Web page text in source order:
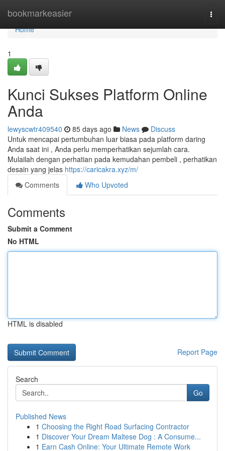
bookmarkeasier
Home
Home
1
Kunci Sukses Platform Online
Anda
lewyscwtr409540 85 days ago News
Discuss
Untuk mencapai pertumbuhan luar biasa pada platform daring
Anda saat ini , Anda perlu memperhatikan sejumlah cara.
Mulailah dengan perhatian pada kemudahan pembeli , perhatikan
desain yang jelas https://caricakra.xyz/m/
Comments
Who Upvoted
Comments
Submit a Comment
No HTML
HTML is disabled
Report Page
Search
Go
Published News
1 Choosing the Right Road Surfacing Contractor
1 Discover Your Dream Maltese Dog : A Consume...
1 Earn Cash Online: Your Ultimate Remote Work